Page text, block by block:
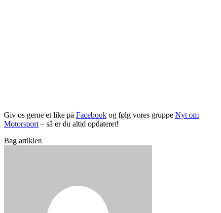
Giv os gerne et like på Facebook og følg vores gruppe Nyt om
Motorsport– så er du altid opdateret!
Bag artiklen